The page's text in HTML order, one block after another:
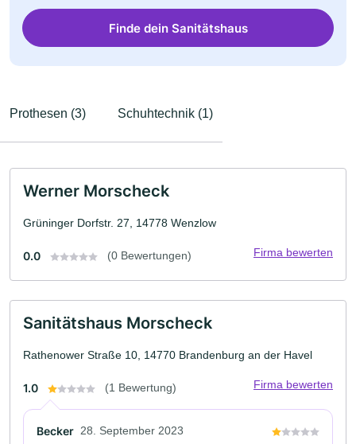
Finde dein Sanitätshaus
Prothesen (3) Schuhtechnik (1)
Werner Morscheck
Grüninger Dorfstr. 27, 14778 Wenzlow
0.0 (0 Bewertungen) Firma bewerten
Sanitätshaus Morscheck
Rathenower Straße 10, 14770 Brandenburg an der Havel
1.0 (1 Bewertung) Firma bewerten
Becker 28. September 2023